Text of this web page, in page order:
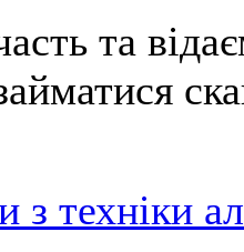
та
з техніки